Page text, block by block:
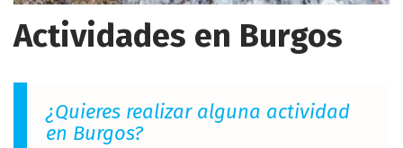
Actividades en Burgos
¿Quieres realizar alguna actividad
en Burgos?